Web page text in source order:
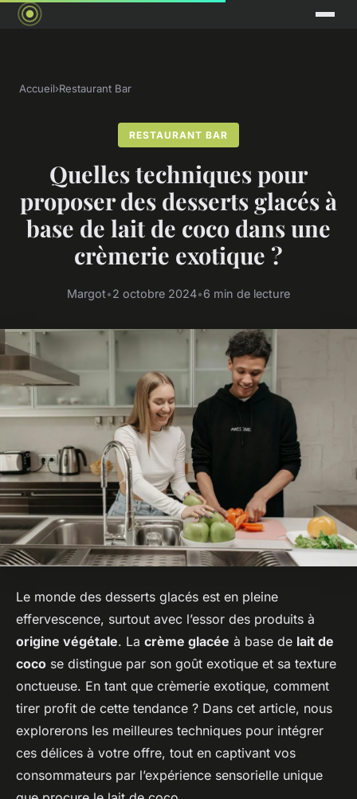
Accueil›Restaurant Bar
RESTAURANT BAR
Quelles techniques pour
proposer des desserts glacés à
base de lait de coco dans une
crèmerie exotique ?
Margot•2 octobre 2024•6 min de lecture
Le monde des desserts glacés est en pleine
effervescence, surtout avec l’essor des produits à
origine végétale. La crème glacée à base de lait de
coco se distingue par son goût exotique et sa texture
onctueuse. En tant que crèmerie exotique, comment
tirer profit de cette tendance ? Dans cet article, nous
explorerons les meilleures techniques pour intégrer
ces délices à votre offre, tout en captivant vos
consommateurs par l’expérience sensorielle unique